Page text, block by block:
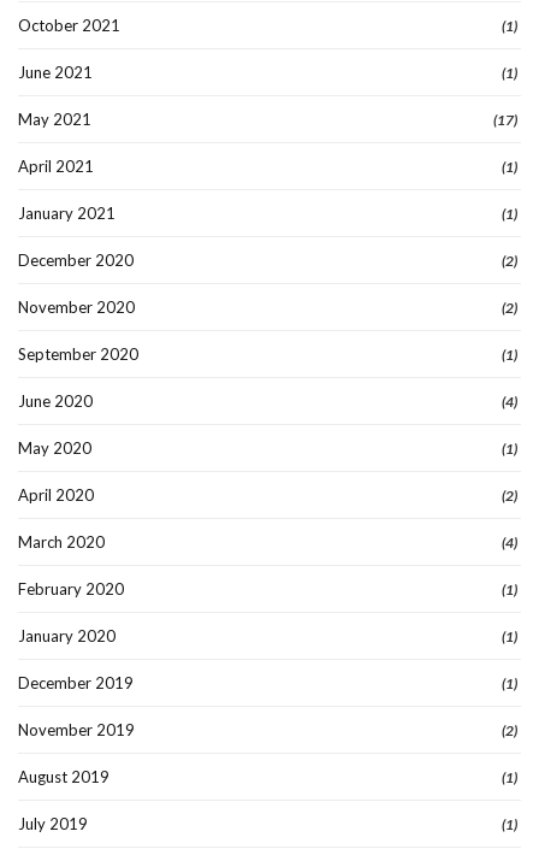
October 2021 (1)
June 2021 (1)
May 2021 (17)
April 2021 (1)
January 2021 (1)
December 2020 (2)
November 2020 (2)
September 2020 (1)
June 2020 (4)
May 2020 (1)
April 2020 (2)
March 2020 (4)
February 2020 (1)
January 2020 (1)
December 2019 (1)
November 2019 (2)
August 2019 (1)
July 2019 (1)